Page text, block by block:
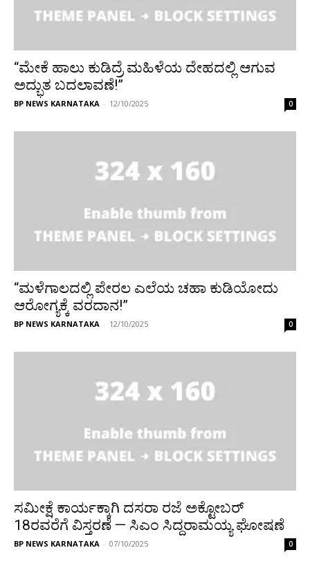
“ಮೇಕೆ ಹಾಲು ಕುಡಿದ್ರೆ ಮಹಿಳೆಯ ದೇಹದಲ್ಲಿ ಆಗುವ
ಅದ್ಭುತ ಬದಲಾವಣೆ!”
BP NEWS KARNATAKA - 12/10/2025 0
“ಮಳೆಗಾಲದಲ್ಲಿ ಪೇರಲ ಎಲೆಯ ಚಹಾ ಕುಡಿಯೋದು
ಆರೋಗ್ಯಕ್ಕೆ ವರದಾನ!”
BP NEWS KARNATAKA - 12/10/2025 0
ಸಮೀಕ್ಷೆ ಕಾರ್ಯಕ್ಕಾಗಿ ದಸರಾ ರಜೆ ಅಕ್ಟೋಬರ್
18ರವರೆಗೆ ವಿಸ್ತರಣೆ — ಸಿಎಂ ಸಿದ್ದರಾಮಯ್ಯ ಘೋಷಣೆ
BP NEWS KARNATAKA - 07/10/2025 0